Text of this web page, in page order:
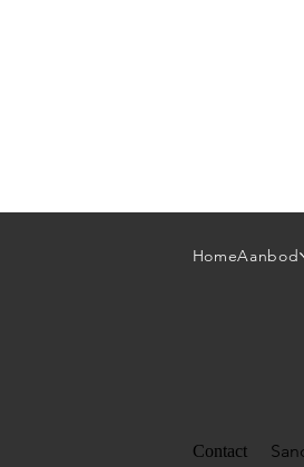
HomeAanbod
Contact